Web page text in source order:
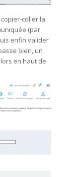
coller la
(par
enfin valider
bien, un
en haut de